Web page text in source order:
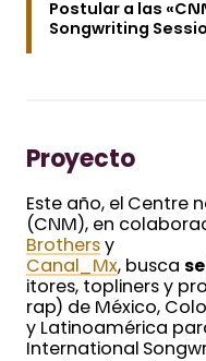
Postular a las
Songwriting
Proyecto
Este año, el Centre
(CNM), en
Brothers y
Canal_Mx, busca
itores, topliners y
rap) de México,
y Latinoamérica
International